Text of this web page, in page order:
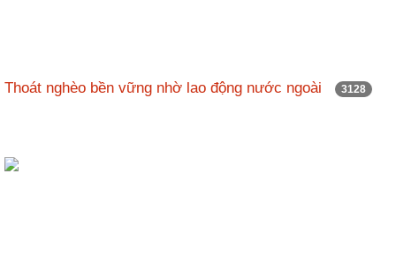
Thoát nghèo bền vững nhờ lao động nước ngoài 3128